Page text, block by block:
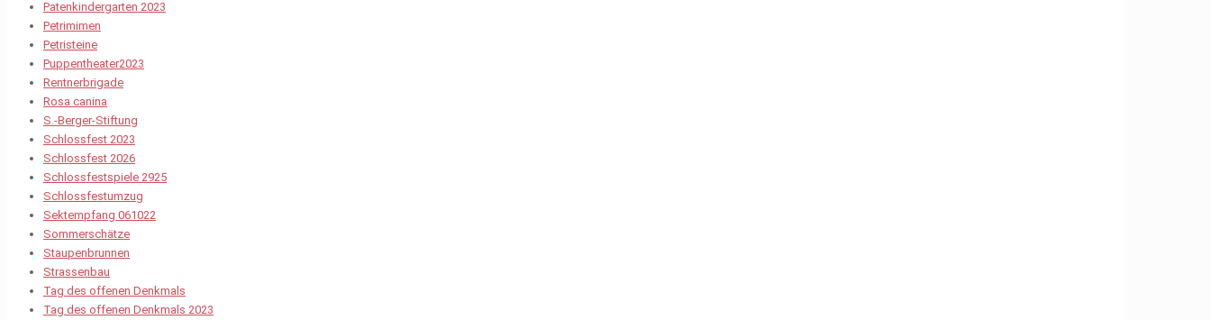
Patenkindergarten 2023
Petrimimen
Petristeine
Puppentheater2023
Rentnerbrigade
Rosa canina
S.-Berger-Stiftung
Schlossfest 2023
Schlossfest 2026
Schlossfestspiele 2925
Schlossfestumzug
Sektempfang 061022
Sommerschätze
Staupenbrunnen
Strassenbau
Tag des offenen Denkmals
Tag des offenen Denkmals 2023